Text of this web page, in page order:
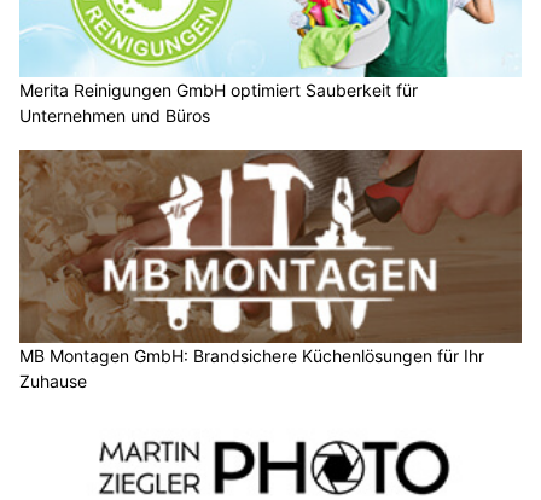
Merita Reinigungen GmbH optimiert Sauberkeit für
Unternehmen und Büros
MB Montagen GmbH: Brandsichere Küchenlösungen für Ihr
Zuhause